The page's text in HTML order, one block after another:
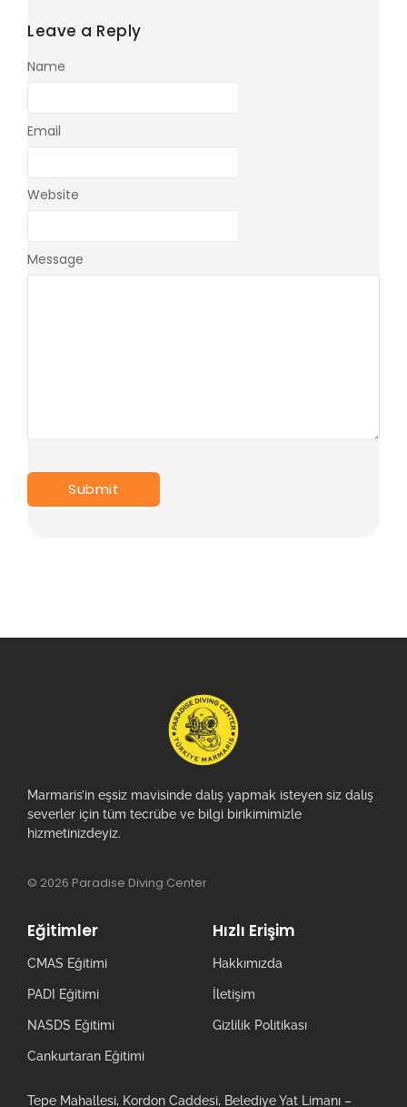
Leave a Reply
Message
Name
Email
Website
Marmaris’in eşsiz mavisinde dalış yapmak isteyen siz dalış
severler için tüm tecrübe ve bilgi birikimimizle
hizmetinizdeyiz.
© 2026 Paradise Diving Center
Eğitimler
CMAS Eğitimi
PADI Eğitimi
NASDS Eğitimi
Cankurtaran Eğitimi
Hızlı Erişim
Hakkımızda
İletişim
Gizlilik Politikası
Tepe Mahallesi, Kordon Caddesi, Belediye Yat Limanı –